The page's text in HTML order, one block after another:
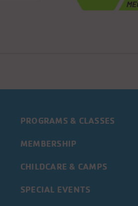
PROGRAMS & CLASSES
MEMBERSHIP
CHILDCARE & CAMPS
SPECIAL EVENTS